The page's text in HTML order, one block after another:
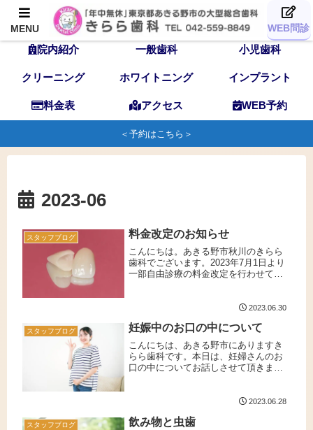
TOP 歯科医師 スタッフ
院内紹介 一般歯科 小児歯科
クリーニング ホワイトニング インプラント
料金表 アクセス WEB予約
＜予約はこちら＞
2023-06
スタッフブログ 料金改定のお知らせ
こんにちは。あきる野市秋川のきらら
歯科でございます。2023年7月1日より
一部自由診療の料金改定を行わせて頂
従来保証制度は行っておりませんでし
2023.06.30
スタッフブログ 妊娠中のお口の中について
こんにちは、あきる野市にありますき
らら歯科です。本日は、妊婦さんのお
口の中についてお話しさせて頂きま
ステロンという女性ホルモンが増え、
す。...
2023.06.28
スタッフブログ 飲み物と虫歯
MENU WEB問診